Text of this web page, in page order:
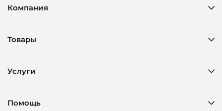
Компания
Товары
Услуги
Помощь